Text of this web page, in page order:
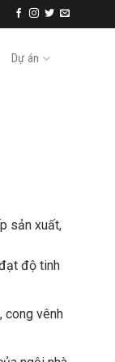
Dự án
sản xuất,
độ tinh
cong vênh